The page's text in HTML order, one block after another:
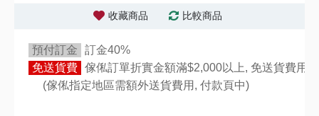
收藏商品 比較商品
預付訂金
訂金40%
免送貨費 傢俬訂單折實金額滿$2,000以上, 免送貨費用,
(傢俬指定地區需額外送貨費用, 付款頁中)